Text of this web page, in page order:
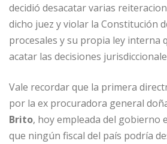
decidió desacatar varias
dicho juez y violar la Constitución
procesales y su propia ley interna
acatar las decisiones
Vale recordar que la primera
por la ex procuradora general
Brito, hoy empleada del gobierno
que ningún fiscal del país podría